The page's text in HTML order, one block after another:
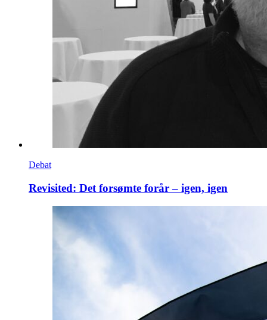
Debat
Revisited: Det forsømte forår – igen, igen